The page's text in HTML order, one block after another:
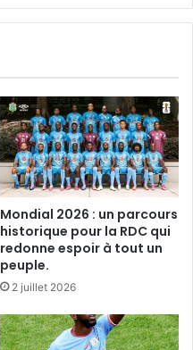
Mondial 2026 : un parcours
historique pour la RDC qui
redonne espoir à tout un
peuple.
2 juillet 2026